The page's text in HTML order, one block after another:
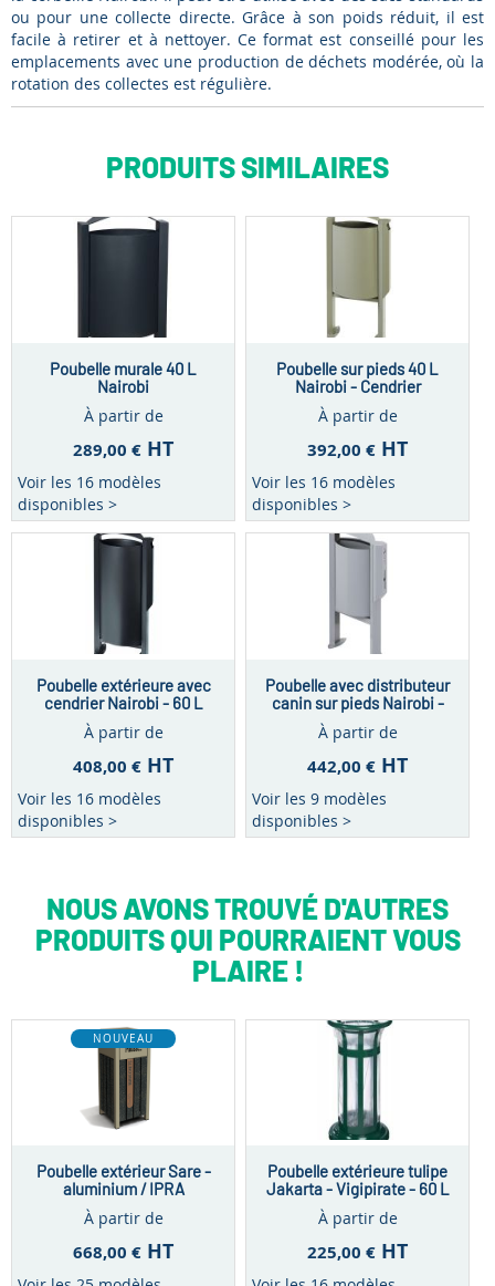
ou pour une collecte directe. Grâce à son poids réduit, il est
facile à retirer et à nettoyer. Ce format est conseillé pour les
emplacements avec une production de déchets modérée, où la
rotation des collectes est régulière.
PRODUITS SIMILAIRES
Poubelle murale 40 L
Nairobi
À partir de
289,00 € HT
Voir les 16 modèles
disponibles >
Poubelle sur pieds 40 L
Nairobi - Cendrier
À partir de
392,00 € HT
Voir les 16 modèles
disponibles >
Poubelle extérieure avec
cendrier Nairobi - 60 L
À partir de
408,00 € HT
Voir les 16 modèles
disponibles >
Poubelle avec distributeur
canin sur pieds Nairobi -
À partir de
442,00 € HT
Voir les 9 modèles
disponibles >
NOUS AVONS TROUVÉ D'AUTRES
PRODUITS QUI POURRAIENT VOUS
PLAIRE !
NOUVEAU
Poubelle extérieur Sare -
aluminium / IPRA
biodéchets – 75L
À partir de
668,00 € HT
Poubelle extérieure tulipe
Jakarta - Vigipirate - 60 L
À partir de
225,00 € HT